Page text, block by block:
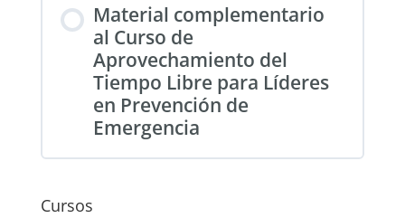
Material complementario
al Curso de
Aprovechamiento del
Tiempo Libre para Líderes
en Prevención de
Emergencia
Cursos